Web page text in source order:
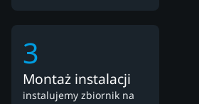
3
Montaż instalacji
instalujemy zbiornik na